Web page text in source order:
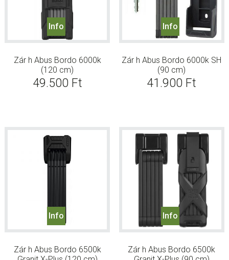
Info
Zár h Abus Bordo 6000k
(120 cm)
49.500 Ft
Info
Zár h Abus Bordo 6000k SH
(90 cm)
41.900 Ft
Info
Zár h Abus Bordo 6500k
Info
Zár h Abus Bordo 6500k